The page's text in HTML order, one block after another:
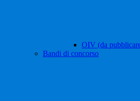
OIV (da
Bandi di concorso